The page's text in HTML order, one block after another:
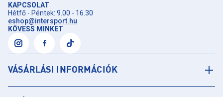
KAPCSOLAT
Hétfő - Péntek: 9.00 - 16.30
eshop@intersport.hu
KÖVESS MINKET
VÁSÁRLÁSI INFORMÁCIÓK